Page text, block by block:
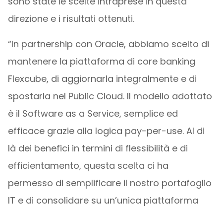
direzione e i risultati ottenuti.
“In partnership con Oracle, abbiamo scelto di
mantenere la piattaforma di core banking
Flexcube, di aggiornarla integralmente e di
spostarla nel Public Cloud. Il modello adottato
è il Software as a Service, semplice ed
efficace grazie alla logica pay-per-use. Al di
là dei benefici in termini di flessibilità e di
efficientamento, questa scelta ci ha
permesso di semplificare il nostro portafoglio
IT e di consolidare su un’unica piattaforma